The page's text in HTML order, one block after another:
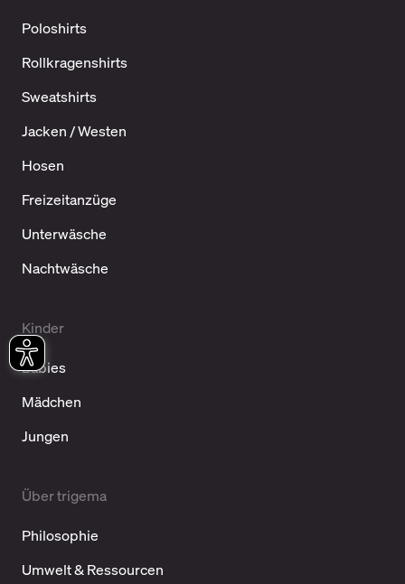
Poloshirts
Rollkragenshirts
Sweatshirts
Jacken / Westen
Hosen
Freizeitanzüge
Unterwäsche
Nachtwäsche
Kinder
Babies
Mädchen
Jungen
Über trigema
Philosophie
Umwelt & Ressourcen